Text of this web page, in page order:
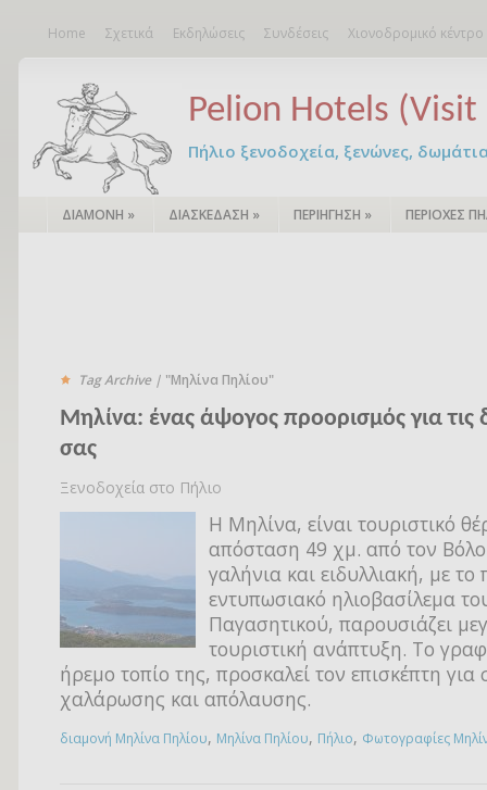
Home Σχετικά Εκδηλώσεις Συνδέσεις Χιονοδρομικό
Pelion Hotels (Visit
Πήλιο ξενοδοχεία, ξενώνες,
ΔΙΑΜΟΝΗ » ΔΙΑΣΚΕΔΑΣΗ » ΠΕΡΙΗΓΗΣΗ » ΠΕΡΙΟΧΕΣ
Tag Archive | "Μηλίνα Πηλίου"
Μηλίνα: ένας άψογος προορισμός για τις
σας
Ξενοδοχεία στο Πήλιο
Η Μηλίνα, είναι τουριστικό
απόσταση 49 χμ. από τον
γαλήνια και ειδυλλιακή, με το
εντυπωσιακό ηλιοβασίλεμα
Παγασητικού, παρουσιάζει
τουριστική ανάπτυξη. Tο
ήρεμο τοπίο της, προσκαλεί τον επισκέπτη για
χαλάρωσης και απόλαυσης.
διαμονή Μηλίνα Πηλίου, Μηλίνα Πηλίου, Πήλιο, Φωτογραφίες